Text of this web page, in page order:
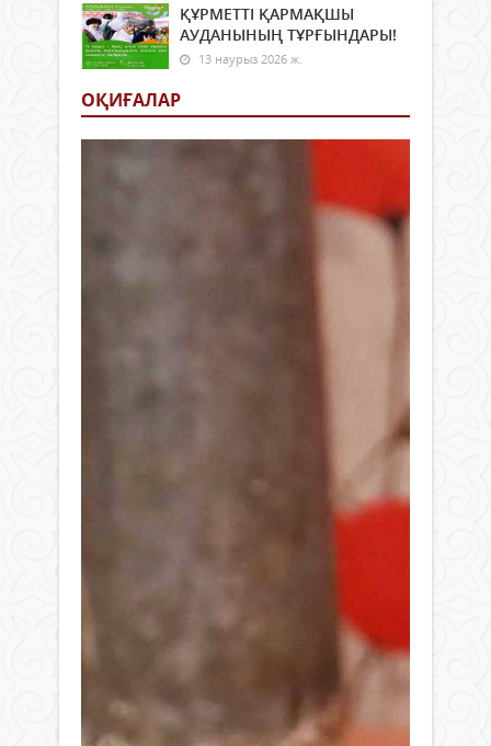
ҚҰРМЕТТІ ҚАРМАҚШЫ
АУДАНЫНЫҢ ТҰРҒЫНДАРЫ!
13 наурыз 2026 ж.
ОҚИҒАЛАР